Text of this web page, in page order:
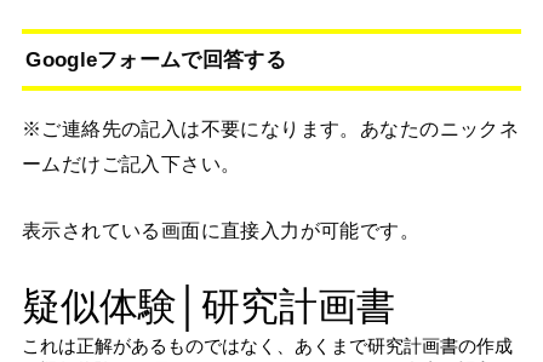
Googleフォームで回答する
※ご連絡先の記入は不要になります。あなたのニックネ
ームだけご記入下さい。
表示されている画面に直接入力が可能です。